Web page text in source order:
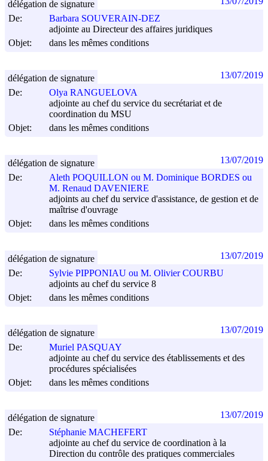
De:
Barbara SOUVERAIN-DEZ
adjointe au Directeur des affaires juridiques
Objet:
dans les mêmes conditions
délégation de signature
De:
Olya RANGUELOVA
adjointe au chef du service du secrétariat et de
coordination du MSU
Objet:
dans les mêmes conditions
délégation de signature 13/07/2019
De:
Aleth POQUILLON ou M. Dominique BORDES ou
M. Renaud DAVENIERE
adjoints au chef du service d'assistance, de gestion et de
maîtrise d'ouvrage
Objet:
dans les mêmes conditions
délégation de signature 13/07/2019
De:
Sylvie PIPPONIAU ou M. Olivier COURBU
adjoints au chef du service 8
Objet:
dans les mêmes conditions
délégation de signature 13/07/2019
De:
Muriel PASQUAY
adjointe au chef du service des établissements et des
procédures spécialisées
Objet:
dans les mêmes conditions
délégation de signature 13/07/2019
De:
Stéphanie MACHEFERT
adjointe au chef du service de coordination à la
Direction du contrôle des pratiques commerciales
délégation de signature 13/07/2019